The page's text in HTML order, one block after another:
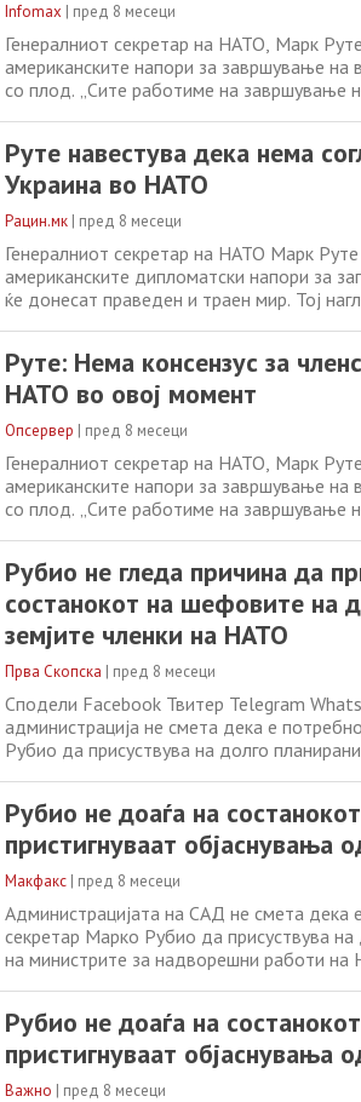
Infomax | пред 8 месеци
Генералниот секретар на НАТО, Марк
американските напори за завршување на
со плод. „Сите работиме на завршување
во Европа“, рече Руте
Руте навестува дека нема
Украина во НАТО
Рацин.мк | пред 8 месеци
Генералниот секретар на НАТО Марк Руте
американските дипломатски напори за
ќе донесат праведен и траен мир. Тој
соседи. Руте истакна
Руте: Нема консензус за
НАТО во овој момент
Опсервер | пред 8 месеци
Генералниот секретар на НАТО, Марк
американските напори за завршување на
со плод. „Сите работиме на завршување
во Европа“, рече Руте
Рубио не гледа причина да
состанокот на шефовите на
земјите членки на НАТО
Прва Скопска | пред 8 месеци
Сподели Facebook Твитер Telegram
администрација не смета дека е
Рубио да присуствува на долго
Украина, јави ДПА. „Секретарот Рубио
Рубио не доаѓа на
пристигнуваат објаснувања
Макфакс | пред 8 месеци
Администрацијата на САД не смета дека
секретар Марко Рубио да присуствува
на министрите за надворешни работи на
сојузниците на НАТО и би било сосема
Рубио не доаѓа на
пристигнуваат објаснувања
Важно | пред 8 месеци